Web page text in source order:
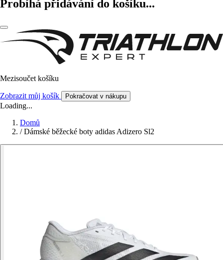
Probíhá přidávání do košíku...
Mezisoučet košíku
Zobrazit můj košík Pokračovat v nákupu
Loading...
Domů
/ Dámské běžecké boty adidas Adizero Sl2